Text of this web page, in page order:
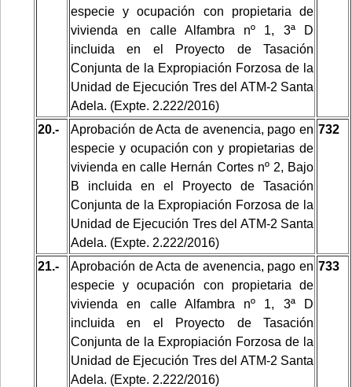
especie y ocupación con propietaria de
vivienda en calle Alfambra nº 1, 3ª D
incluida en el Proyecto de Tasación
Conjunta de la Expropiación Forzosa de la
Unidad de Ejecución Tres del ATM-2 Santa
Adela. (Expte. 2.222/2016)
20.-
Aprobación de Acta de avenencia, pago en
especie y ocupación con y propietarias de
vivienda en calle Hernán Cortes nº 2, Bajo
B incluida en el Proyecto de Tasación
Conjunta de la Expropiación Forzosa de la
Unidad de Ejecución Tres del ATM-2 Santa
Adela. (Expte. 2.222/2016)
732
21.-
Aprobación de Acta de avenencia, pago en
especie y ocupación con propietaria de
vivienda en calle Alfambra nº 1, 3ª D
incluida en el Proyecto de Tasación
Conjunta de la Expropiación Forzosa de la
Unidad de Ejecución Tres del ATM-2 Santa
Adela. (Expte. 2.222/2016)
733